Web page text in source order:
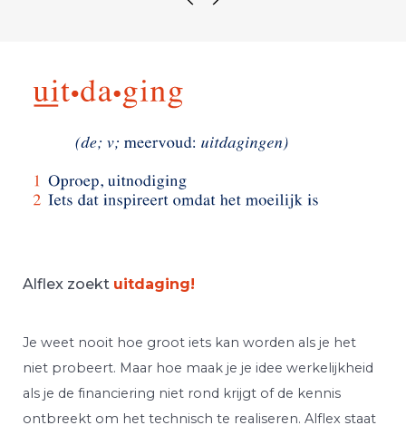
Alflex zoekt uitdaging!
Je weet nooit hoe groot iets kan worden als je het
niet probeert. Maar hoe maak je je idee werkelijkheid
als je de financiering niet rond krijgt of de kennis
ontbreekt om het technisch te realiseren. Alflex staat